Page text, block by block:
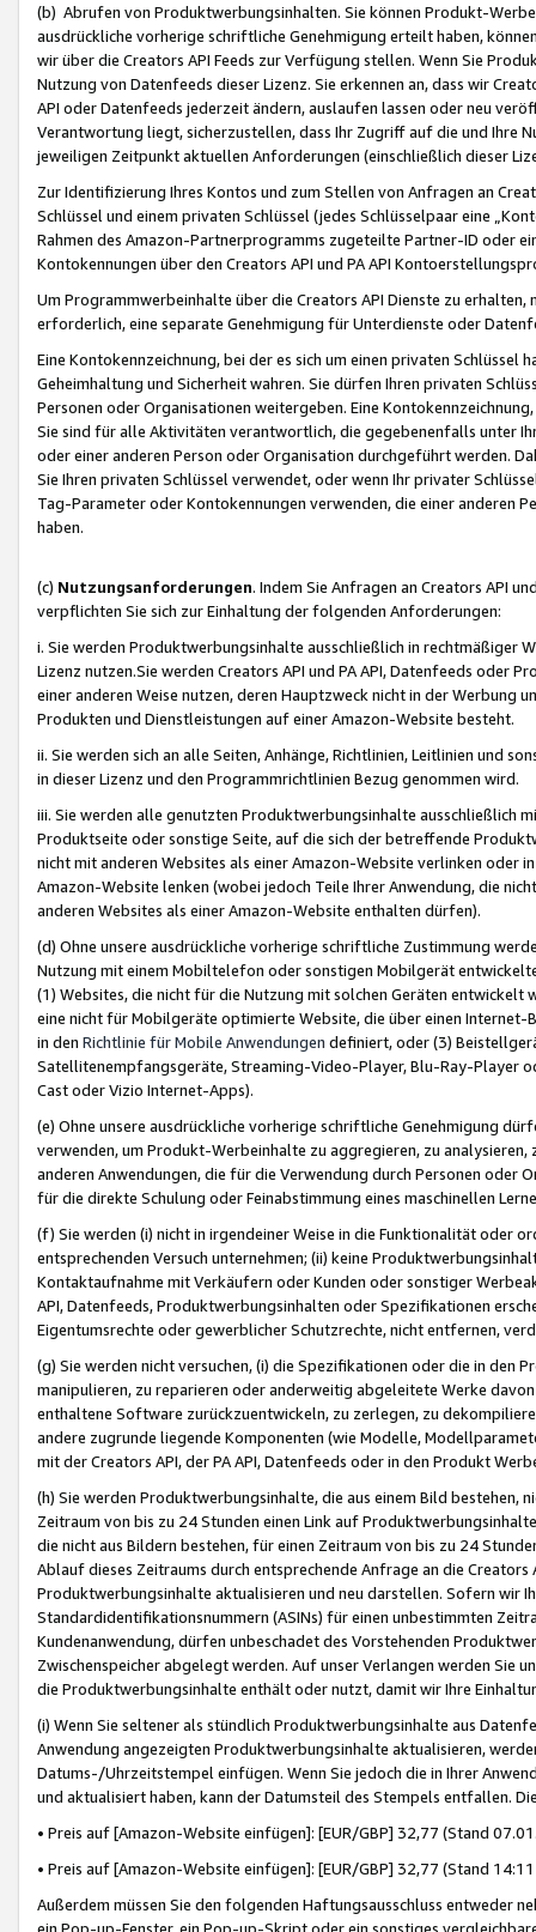
(b) Abrufen von Produktwerbungsinhalten. Sie können Produkt-
ausdrückliche vorherige schriftliche Genehmigung erteilt haben,
wir über die Creators API Feeds zur Verfügung stellen. Wenn Sie
Nutzung von Datenfeeds dieser Lizenz. Sie erkennen an, dass wir
API oder Datenfeeds jederzeit ändern, auslaufen lassen oder neu
Verantwortung liegt, sicherzustellen, dass Ihr Zugriff auf die und Ihre
jeweiligen Zeitpunkt aktuellen Anforderungen (einschließlich dieser
Zur Identifizierung Ihres Kontos und zum Stellen von Anfragen an
Schlüssel und einem privaten Schlüssel (jedes Schlüsselpaar eine
Rahmen des Amazon-Partnerprogramms zugeteilte Partner-ID oder
Kontokennungen über den Creators API und PA API
Um Programmwerbeinhalte über die Creators API Dienste zu
erforderlich, eine separate Genehmigung für Unterdienste oder
Eine Kontokennzeichnung, bei der es sich um einen privaten
Geheimhaltung und Sicherheit wahren. Sie dürfen Ihren privaten
Personen oder Organisationen weitergeben. Eine
Sie sind für alle Aktivitäten verantwortlich, die gegebenenfalls unter
oder einer anderen Person oder Organisation durchgeführt werden.
Sie Ihren privaten Schlüssel verwendet, oder wenn Ihr privater
Tag-Parameter oder Kontokennungen verwenden, die einer anderen
haben.
(c) Nutzungsanforderungen. Indem Sie Anfragen an Creators API
verpflichten Sie sich zur Einhaltung der folgenden Anforderungen:
i. Sie werden Produktwerbungsinhalte ausschließlich in rechtmäßiger
Lizenz nutzen.Sie werden Creators API und PA API, Datenfeeds oder
einer anderen Weise nutzen, deren Hauptzweck nicht in der Werbung
Produkten und Dienstleistungen auf einer Amazon-Website besteht.
ii. Sie werden sich an alle Seiten, Anhänge, Richtlinien, Leitlinien und
in dieser Lizenz und den Programmrichtlinien Bezug genommen wird.
iii. Sie werden alle genutzten Produktwerbungsinhalte ausschließlich
Produktseite oder sonstige Seite, auf die sich der betreffende
nicht mit anderen Websites als einer Amazon-Website verlinken oder
Amazon-Website lenken (wobei jedoch Teile Ihrer Anwendung, die
anderen Websites als einer Amazon-Website enthalten dürfen).
(d) Ohne unsere ausdrückliche vorherige schriftliche Zustimmung
Nutzung mit einem Mobiltelefon oder sonstigen Mobilgerät
(1) Websites, die nicht für die Nutzung mit solchen Geräten
eine nicht für Mobilgeräte optimierte Website, die über einen
in den Richtlinie für Mobile Anwendungen definiert, oder (3)
Satellitenempfangsgeräte, Streaming-Video-Player, Blu-Ray-Player
Cast oder Vizio Internet-Apps).
(e) Ohne unsere ausdrückliche vorherige schriftliche Genehmigung
verwenden, um Produkt-Werbeinhalte zu aggregieren, zu
anderen Anwendungen, die für die Verwendung durch Personen
für die direkte Schulung oder Feinabstimmung eines maschinellen
(f) Sie werden (i) nicht in irgendeiner Weise in die Funktionalität oder
entsprechenden Versuch unternehmen; (ii) keine
Kontaktaufnahme mit Verkäufern oder Kunden oder sonstiger
API, Datenfeeds, Produktwerbungsinhalten oder Spezifikationen
Eigentumsrechte oder gewerblicher Schutzrechte, nicht entfernen,
(g) Sie werden nicht versuchen, (i) die Spezifikationen oder die in
manipulieren, zu reparieren oder anderweitig abgeleitete Werke
enthaltene Software zurückzuentwickeln, zu zerlegen, zu
andere zugrunde liegende Komponenten (wie Modelle,
mit der Creators API, der PA API, Datenfeeds oder in den Produkt
(h) Sie werden Produktwerbungsinhalte, die aus einem Bild bestehen,
Zeitraum von bis zu 24 Stunden einen Link auf
die nicht aus Bildern bestehen, für einen Zeitraum von bis zu 24
Ablauf dieses Zeitraums durch entsprechende Anfrage an die
Produktwerbungsinhalte aktualisieren und neu darstellen. Sofern wir
Standardidentifikationsnummern (ASINs) für einen unbestimmten
Kundenanwendung, dürfen unbeschadet des Vorstehenden
Zwischenspeicher abgelegt werden. Auf unser Verlangen werden Sie
die Produktwerbungsinhalte enthält oder nutzt, damit wir Ihre
(i) Wenn Sie seltener als stündlich Produktwerbungsinhalte aus
Anwendung angezeigten Produktwerbungsinhalte aktualisieren,
Datums-/Uhrzeitstempel einfügen. Wenn Sie jedoch die in Ihrer
und aktualisiert haben, kann der Datumsteil des Stempels entfallen.
• Preis auf [Amazon-Website einfügen]: [EUR/GBP] 32,77 (Stand
• Preis auf [Amazon-Website einfügen]: [EUR/GBP] 32,77 (Stand
Außerdem müssen Sie den folgenden Haftungsausschluss entweder
ein Pop-up-Fenster, ein Pop-up-Skript oder ein sonstiges